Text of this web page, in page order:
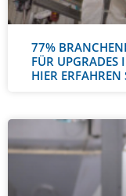
77%
FÜR UPGRADES
HIER